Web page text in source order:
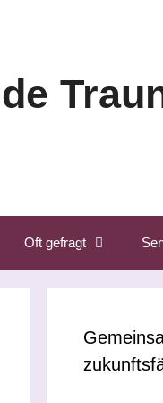
Oft gefragt